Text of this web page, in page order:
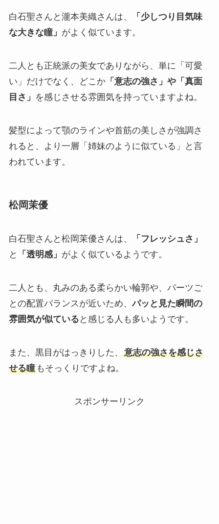
白石聖さんと瀧本美織さんは、
「少しつり目気味
な大きな瞳」 がよく似ています。
二人とも正統派の美女でありながら、単に「可愛
い」だけでなく、どこか「意志の強さ」や「真面
目さ」 を感じさせる雰囲気を持っていますよね。
髪型によって顎のラインや首筋の美しさが強調さ
れると、より一層「姉妹のように似ている」と言
われています。
松岡茉優
白石聖さんと松岡茉優さんは、
「フレッシュさ」
と
「透明感」 がよく似ているようです。
二人とも、丸みのある柔らかい輪郭や、パーツご
との配置バランスが近いため、パッと見た瞬間の
雰囲気が似ている と感じる人も多いようです。
また、黒目がはっきりした、 意志の強さを感じさ
せる瞳もそっくりですよね。
スポンサーリンク